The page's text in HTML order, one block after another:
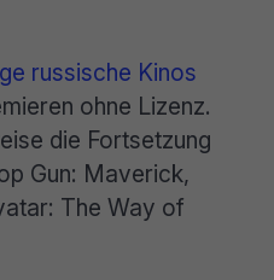
russische Kinos
ohne Lizenz.
die Fortsetzung
Gun: Maverick,
The Way of